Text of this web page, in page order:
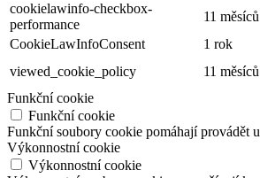
cookielawinfo-checkbox-
performance
11 měsíců
CookieLawInfoConsent
1 rok
viewed_cookie_policy
11 měsíců
Funkční cookie
Funkční cookie
Funkční soubory cookie pomáhají provádět
Výkonnostní cookie
Výkonnostní cookie